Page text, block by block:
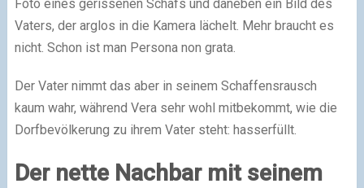
Foto eines gerissenen Schafs und daneben ein Bild des
Vaters, der arglos in die Kamera lächelt. Mehr braucht es
nicht. Schon ist man Persona non grata.
Der Vater nimmt das aber in seinem Schaffensrausch
kaum wahr, während Vera sehr wohl mitbekommt, wie die
Dorfbevölkerung zu ihrem Vater steht: hasserfüllt.
Der nette Nachbar mit seinem